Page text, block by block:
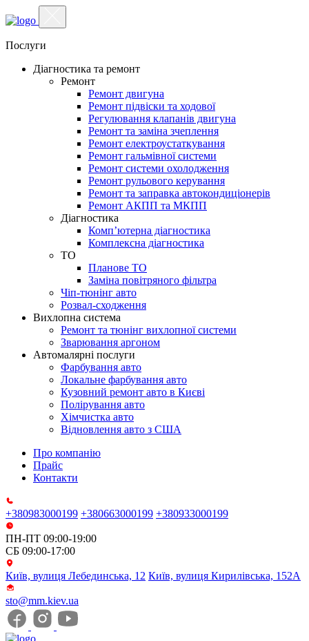
Послуги
Діагностика та ремонт
Ремонт
Ремонт двигуна
Ремонт підвіски та ходової
Регулювання клапанів двигуна
Ремонт та заміна зчеплення
Ремонт електроустаткування
Ремонт гальмівної системи
Ремонт системи охолодження
Ремонт рульового керування
Ремонт та заправка автокондиціонерів
Ремонт АКПП та МКПП
Діагностика
Комп’ютерна діагностика
Комплексна діагностика
ТО
Планове ТО
Заміна повітряного фільтра
Чіп-тюнінг авто
Розвал-сходження
Вихлопна система
Ремонт та тюнінг вихлопної системи
Зварювання аргоном
Автомалярні послуги
Фарбування авто
Локальне фарбування авто
Кузовний ремонт авто в Києві
Полірування авто
Хімчистка авто
Відновлення авто з США
Про компанію
Прайс
Контакти
+380983000199 +380663000199 +380933000199
ПН-ПТ 09:00-19:00
СБ 09:00-17:00
Київ, вулиця Лебединська, 12 Київ, вулиця Кирилівська, 152А
sto@mm.kiev.ua